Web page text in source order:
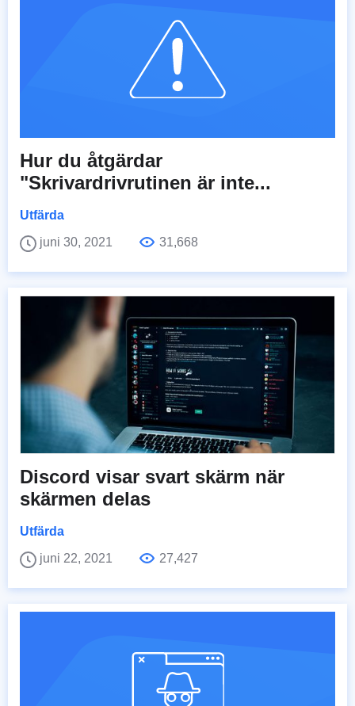
Hur du åtgärdar
"Skrivardrivrutinen är inte...
Utfärda
juni 30, 2021
31,668
Discord visar svart skärm när
skärmen delas
Utfärda
juni 22, 2021
27,427